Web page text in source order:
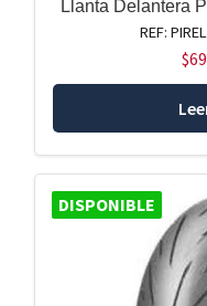
Llanta Delantera
REF:
$
DISPONIBLE